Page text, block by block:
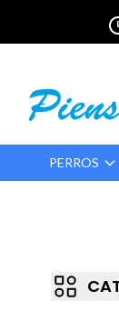
PERROS